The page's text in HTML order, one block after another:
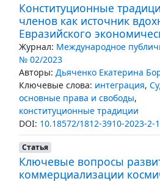
Конституционные
членов как источник
Евразийского
Журнал: Международное
№ 02/2023
Авторы: Дьяченко Екатерина
Ключевые слова: интеграция,
основные права и свободы,
конституционные традиции
DOI: 10.18572/1812-3910-2023-2-
Статья
Ключевые вопросы
коммерциализации